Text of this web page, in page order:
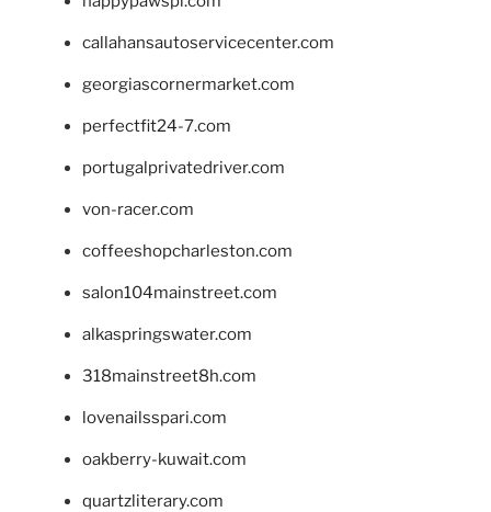
callahansautoservicecenter.com
georgiascornermarket.com
perfectfit24-7.com
portugalprivatedriver.com
von-racer.com
coffeeshopcharleston.com
salon104mainstreet.com
alkaspringswater.com
318mainstreet8h.com
lovenailsspari.com
oakberry-kuwait.com
quartzliterary.com